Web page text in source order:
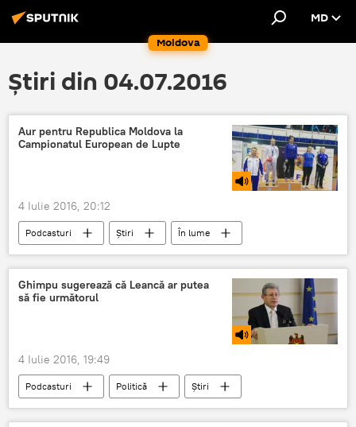
Moldova
MD
Știri din 04.07.2016
Aur pentru Republica Moldova la
Campionatul European de Lupte
4 Iulie 2016, 20:12
Podcasturi Știri
În lume
Sport
România
București
Jocurile Olimpice de la Rio
competiţie
lupte
Ghimpu sugerează că Leancă ar putea
să fie următorul
4 Iulie 2016, 19:49
Podcasturi Politică
Știri
Republica Moldova
Mihai Ghimpu